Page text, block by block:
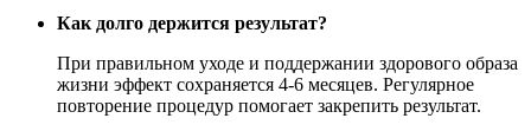
Как долго держится результат?
При правильном уходе и поддержании здорового образа
жизни эффект сохраняется 4-6 месяцев. Регулярное
повторение процедур помогает закрепить результат.